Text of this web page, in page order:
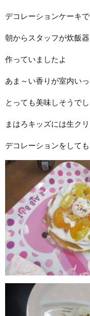
デコレーションケーキ
朝からスタッフが炊飯
作っていましたよ
あま～い香りが室内い
とっても美味しそうで
まはろキッズには生ク
デコレーションをして